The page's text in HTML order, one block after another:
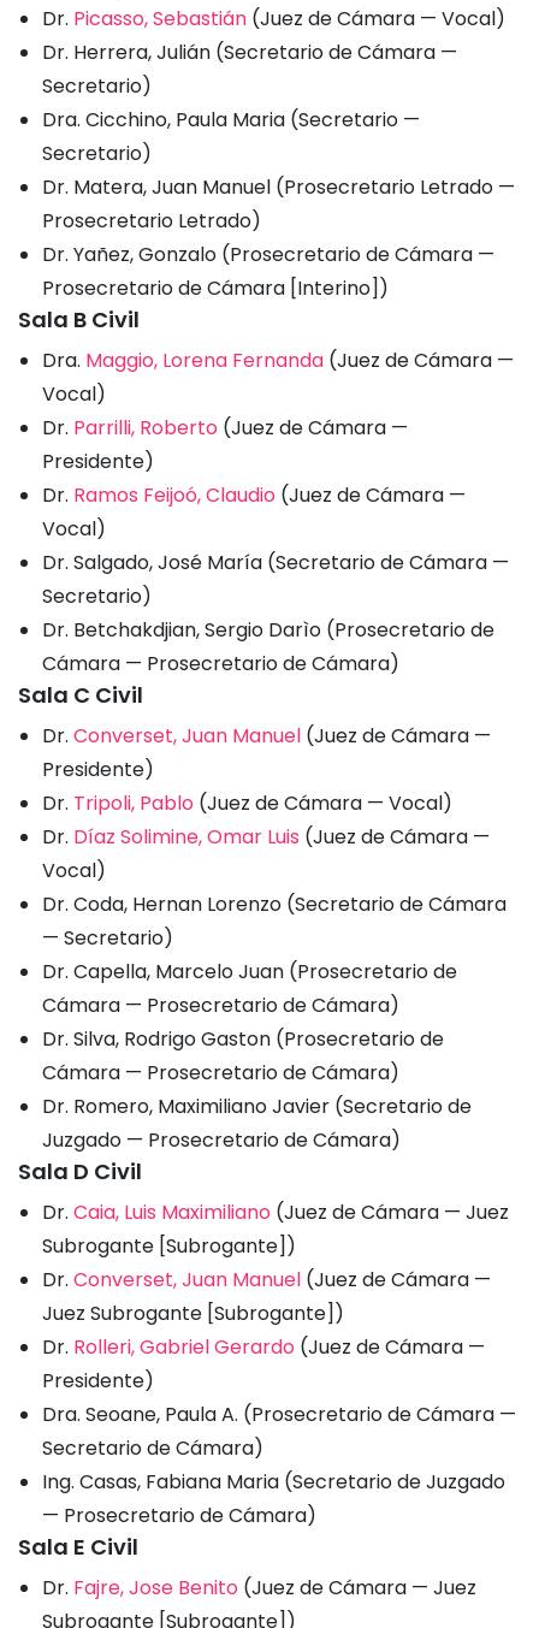
Dr. Picasso, Sebastián (Juez de Cámara — Vocal)
Dr. Herrera, Julián (Secretario de Cámara —
Secretario)
Dra. Cicchino, Paula Maria (Secretario —
Secretario)
Dr. Matera, Juan Manuel (Prosecretario Letrado —
Prosecretario Letrado)
Dr. Yañez, Gonzalo (Prosecretario de Cámara —
Prosecretario de Cámara [Interino])
Sala B Civil
Dra. Maggio, Lorena Fernanda (Juez de Cámara —
Vocal)
Dr. Parrilli, Roberto (Juez de Cámara —
Presidente)
Dr. Ramos Feijoó, Claudio (Juez de Cámara —
Vocal)
Dr. Salgado, José María (Secretario de Cámara —
Secretario)
Dr. Betchakdjian, Sergio Darìo (Prosecretario de
Cámara — Prosecretario de Cámara)
Sala C Civil
Dr. Converset, Juan Manuel (Juez de Cámara —
Presidente)
Dr. Tripoli, Pablo (Juez de Cámara — Vocal)
Dr. Díaz Solimine, Omar Luis (Juez de Cámara —
Vocal)
Dr. Coda, Hernan Lorenzo (Secretario de Cámara
— Secretario)
Dr. Capella, Marcelo Juan (Prosecretario de
Cámara — Prosecretario de Cámara)
Dr. Silva, Rodrigo Gaston (Prosecretario de
Cámara — Prosecretario de Cámara)
Dr. Romero, Maximiliano Javier (Secretario de
Juzgado — Prosecretario de Cámara)
Sala D Civil
Dr. Caia, Luis Maximiliano (Juez de Cámara — Juez
Subrogante [Subrogante])
Dr. Converset, Juan Manuel (Juez de Cámara —
Juez Subrogante [Subrogante])
Dr. Rolleri, Gabriel Gerardo (Juez de Cámara —
Presidente)
Dra. Seoane, Paula A. (Prosecretario de Cámara —
Secretario de Cámara)
Ing. Casas, Fabiana Maria (Secretario de Juzgado
— Prosecretario de Cámara)
Sala E Civil
Dr. Fajre, Jose Benito (Juez de Cámara — Juez
Subrogante [Subrogante])